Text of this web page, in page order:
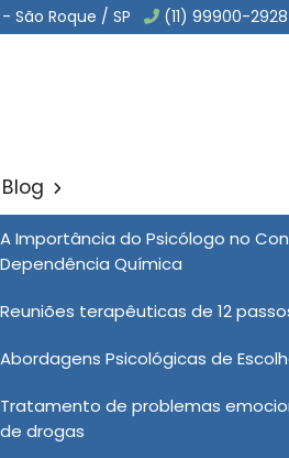
São Roque / SP (11) 99900-2928
Blog
A Importância do Psicólogo no
Dependência Química
Reuniões terapêuticas de 12
Abordagens Psicológicas de
Tratamento de problemas
de drogas
de Drogas
e atendimento
uma clínica especializada